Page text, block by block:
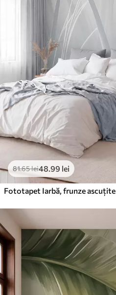
81.65lei48.99 lei
Fototapet Iarbă, frunze ascuțite